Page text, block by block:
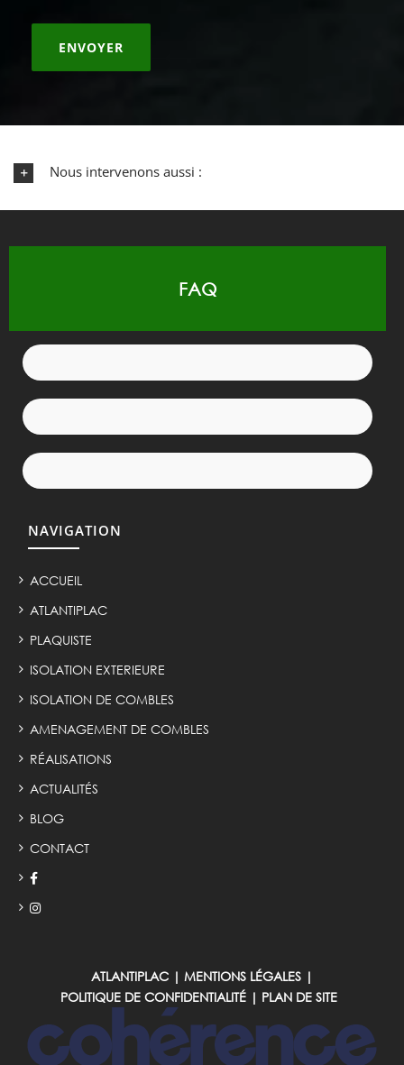
Nous intervenons aussi :
FAQ
NAVIGATION
ACCUEIL
ATLANTIPLAC
PLAQUISTE
ISOLATION EXTERIEURE
ISOLATION DE COMBLES
AMENAGEMENT DE COMBLES
RÉALISATIONS
ACTUALITÉS
BLOG
CONTACT
ATLANTIPLAC | MENTIONS LÉGALES |
POLITIQUE DE CONFIDENTIALITÉ| PLAN DE SITE